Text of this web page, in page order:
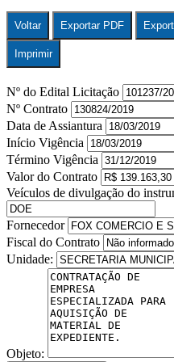
Voltar Exportar PDF
Imprimir
Nº do Edital Licitação
Nº Contrato
Data de Assiantura
Início Vigência
Término Vigência
Valor do Contrato
Veículos de divulgação do
Fornecedor
Fiscal do Contrato
Unidade:
Objeto: